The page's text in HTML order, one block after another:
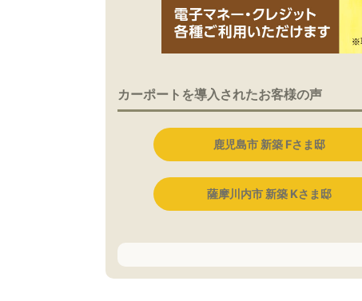
カーポートを導入されたお客様の声
鹿児島市 新築 Fさま邸
薩摩川内市 新築 Kさま邸